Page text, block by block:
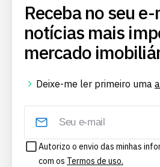
Receba no seu
notícias mais
mercado
Deixe-me ler primeiro uma
Autorizo o envio das minhas
com os Termos de uso.